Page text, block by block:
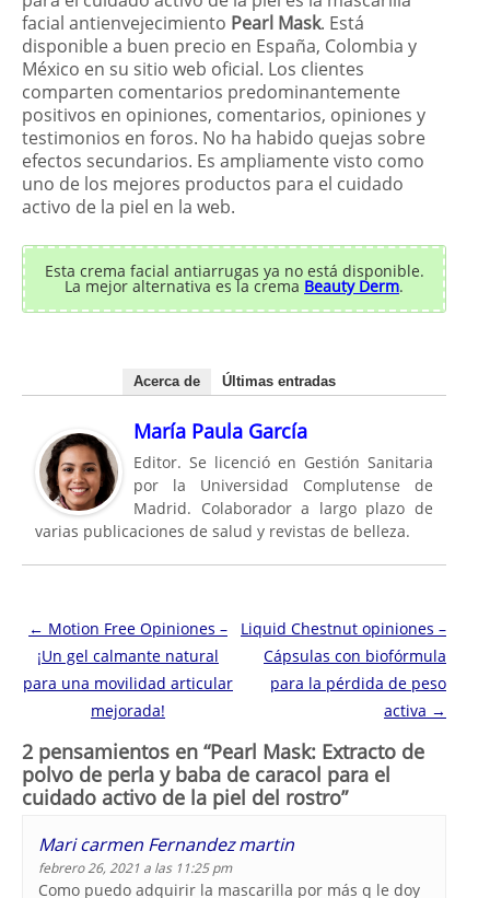
facial antienvejecimiento Pearl Mask. Está
disponible a buen precio en España, Colombia y
México en su sitio web oficial. Los clientes
comparten comentarios predominantemente
positivos en opiniones, comentarios, opiniones y
testimonios en foros. No ha habido quejas sobre
efectos secundarios. Es ampliamente visto como
uno de los mejores productos para el cuidado
activo de la piel en la web.
Esta crema facial antiarrugas ya no está disponible.
La mejor alternativa es la crema Beauty Derm.
Acerca de Últimas entradas
María Paula García
Editor. Se licenció en Gestión Sanitaria
por la Universidad Complutense de
Madrid. Colaborador a largo plazo de
varias publicaciones de salud y revistas de belleza.
Navegación de entradas
← Motion Free Opiniones –
¡Un gel calmante natural
para una movilidad articular
mejorada!
Liquid Chestnut opiniones –
Cápsulas con biofórmula
para la pérdida de peso
activa →
2 pensamientos en “Pearl Mask: Extracto de
polvo de perla y baba de caracol para el
cuidado activo de la piel del rostro”
Mari carmen Fernandez martin
febrero 26, 2021 a las 11:25 pm
Como puedo adquirir la mascarilla por más q le doy